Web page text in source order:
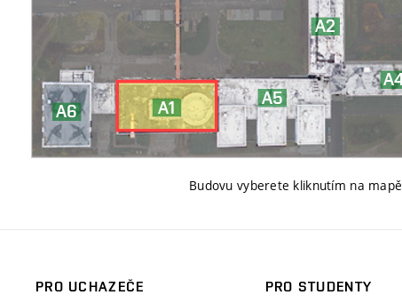
Budovu vyberete kliknutím na mapě
PRO UCHAZEČE
PRO STUDENTY